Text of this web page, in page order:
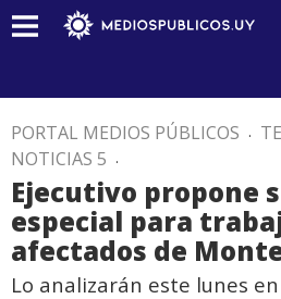
PORTAL MEDIOS PÚBLICOS .
NOTICIAS 5 .
Ejecutivo propone
especial para
afectados de
Lo analizarán este lunes